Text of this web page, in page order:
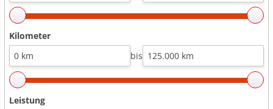
Kilometer
bis
Leistung